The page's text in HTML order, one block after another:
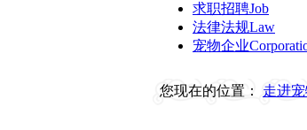
求职招聘Job
法律法规Law
宠物企业
您现在的位置： 走进宠